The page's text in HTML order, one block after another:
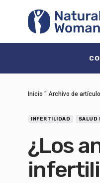
Inicio " Archivo de
INFERTILIDAD SALUD
¿Los